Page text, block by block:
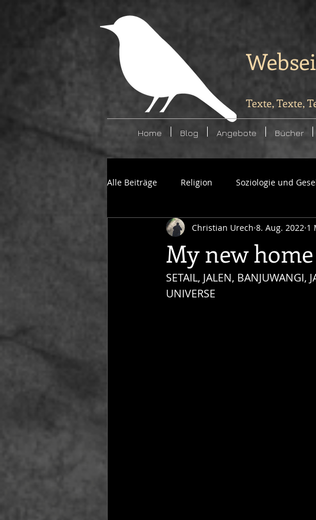
Texte, Texte,
Home Blog Angebote Bücher
Alle Beiträge Religion Soziologie und
Kunst
My new home
Christian Urech 8. Aug. 2022 1
SETAIL, JALEN, BANJUWANGI,
UNIVERSE